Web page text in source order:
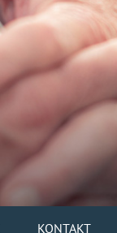
KONTAKT